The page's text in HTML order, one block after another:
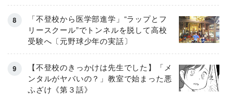
「不登校から医学部進学」“ラップとフ
リースクール”でトンネルを脱して高校
受験へ〔元野球少年の実話〕
【不登校のきっかけは先生でした】「メ
ンタルがヤバいの？」教室で始まった悪
ふざけ《第３話》